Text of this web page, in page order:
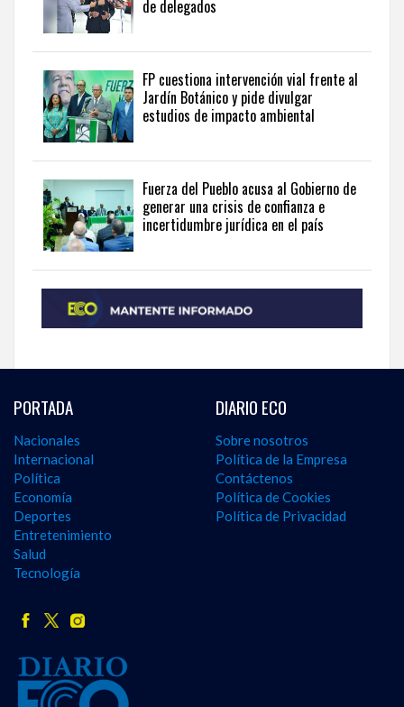
de delegados
FP cuestiona intervención vial frente al
Jardín Botánico y pide divulgar
estudios de impacto ambiental
Fuerza del Pueblo acusa al Gobierno de
generar una crisis de confianza e
incertidumbre jurídica en el país
PORTADA
Nacionales
Internacional
Política
Economía
Deportes
Entretenimiento
Salud
Tecnología
DIARIO ECO
Sobre nosotros
Política de la Empresa
Contáctenos
Política de Cookies
Política de Privacidad